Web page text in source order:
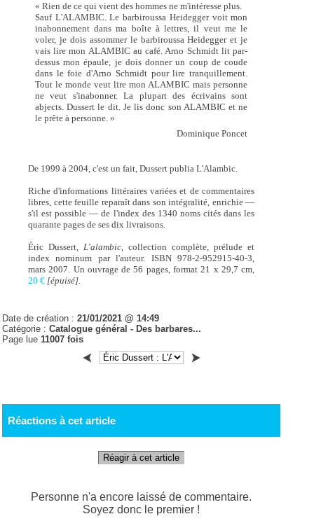
« Rien de ce qui vient des hommes ne m'intéresse plus.
Sauf L'ALAMBIC. Le barbiroussa Heidegger voit mon
inabonnement dans ma boîte à lettres, il veut me le
voler, je dois assommer le barbiroussa Heidegger et je
vais lire mon ALAMBIC au café. Arno Schmidt lit par-
dessus mon épaule, je dois donner un coup de coude
dans le foie d'Arno Schmidt pour lire tranquillement.
Tout le monde veut lire mon ALAMBIC mais personne
ne veut s'inabonner. La plupart des écrivains sont
abjects. Dussert le dit. Je lis donc son ALAMBIC et ne
le prête à personne. »
Dominique Poncet
De 1999 à 2004, c'est un fait, Dussert publia L'Alambic.
Riche d'informations littéraires variées et de commentaires
libres, cette feuille reparaît dans son intégralité, enrichie —
s'il est possible — de l'index des 1340 noms cités dans les
quarante pages de ses dix livraisons.
Éric Dussert,L'alambic, collection complète, prélude et
index nominum par l'auteur. ISBN 978-2-952915-40-3,
mars 2007. Un ouvrage de 56 pages, format 21 x 29,7 cm,
20 € [épuisé].
Date de création :21/01/2021 @ 14:49
Catégorie :Catalogue général - Des barbares...
Page lue11007 fois
Réactions à cet article
Réagir à cet article
Personne n'a encore laissé de commentaire.
Soyez donc le premier !